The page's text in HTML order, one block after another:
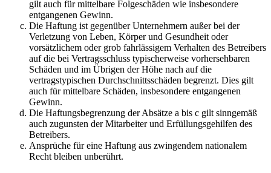
gilt auch für mittelbare Folgeschäden wie insbesondere
entgangenen Gewinn.
Die Haftung ist gegenüber Unternehmern außer bei der
Verletzung von Leben, Körper und Gesundheit oder
vorsätzlichem oder grob fahrlässigem Verhalten des Betreibers
auf die bei Vertragsschluss typischerweise vorhersehbaren
Schäden und im Übrigen der Höhe nach auf die
vertragstypischen Durchschnittsschäden begrenzt. Dies gilt
auch für mittelbare Schäden, insbesondere entgangenen
Gewinn.
Die Haftungsbegrenzung der Absätze a bis c gilt sinngemäß
auch zugunsten der Mitarbeiter und Erfüllungsgehilfen des
Betreibers.
Ansprüche für eine Haftung aus zwingendem nationalem
Recht bleiben unberührt.